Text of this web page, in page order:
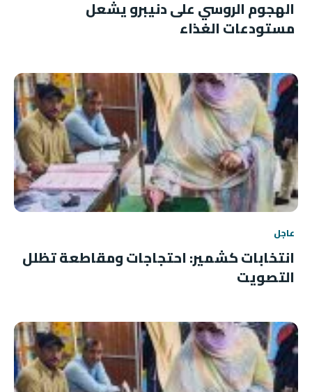
الهجوم الروسي على دنيبرو يشعل
مستودعات الغذاء
عاجل
انتخابات كشمير: احتجاجات ومقاطعة تظلل
التصويت